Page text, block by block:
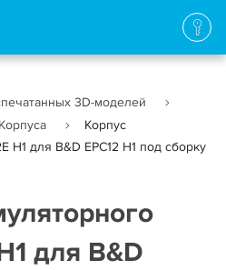
3D-моделей
Корпуса
Корпус
H1 для B&D EPC12 H1 под сборку
для B&D